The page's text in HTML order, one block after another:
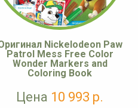
Nickelodeon Paw
Patrol Mess Free Color
Wonder Markers and
Coloring Book
Цена 10 993 р.